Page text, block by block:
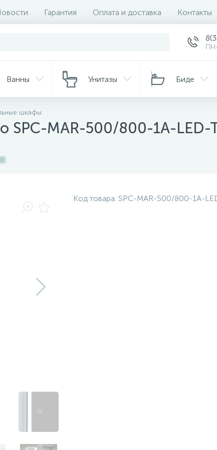
Гарантия Оплата и доставка Контакты
Ванны Унитазы Биде
шкафы
SPC-MAR-500/800-1A-LED-
0
Код товара: SPC-MAR-500/800-1A-